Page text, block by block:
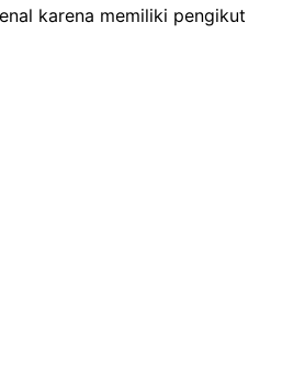
karena memiliki pengikut